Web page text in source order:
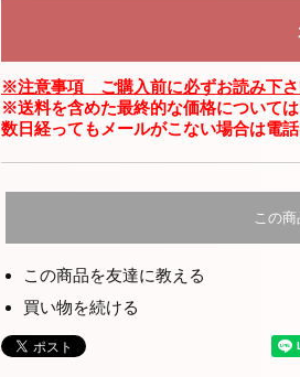
※注意事項 ご購入前に必ずお読み下さ
※送料を含めた最終的な価格について
数日経ってもメールがこない場合は電話
この
この商品を友達に教える
買い物を続ける